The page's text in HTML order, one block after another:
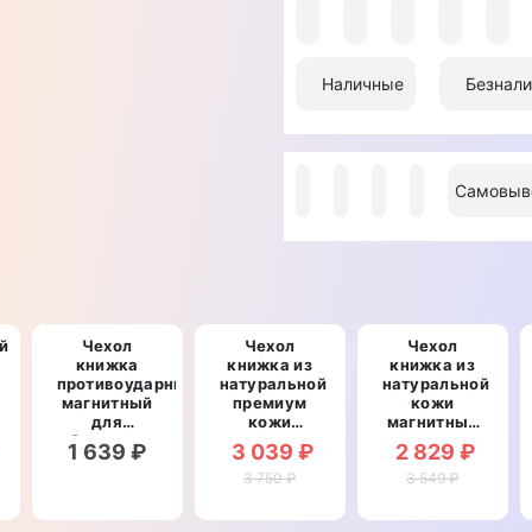
Наличные
Чехол
книжка
противоударный
магнитный
для
Samsung
A71 A715F
1 639 ₽
Чехол
книжка из
натуральной
премиум
кожи
противоударный
магнитный
для
A71 A715F
3 039 ₽
3 750 ₽
Чехол
книжка из
натуральной
кожи
магнитный
противоударный
для
Samsung
"ITALIAN"
2 829 ₽
3 549 ₽